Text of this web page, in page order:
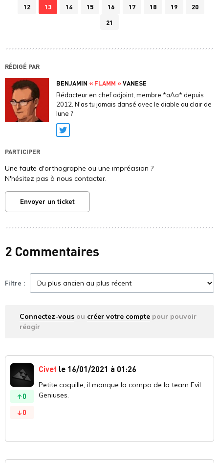
12
13 14 15 16 17 18 19
20
21
RÉDIGÉ PAR
BENJAMIN « FLAMM »VANESE
Rédacteur en chef adjoint, membre *aAa* depuis
2012. N'as tu jamais dansé avec le diable au clair de
lune ?
Twitter
PARTICIPER
Une faute d'orthographe ou une imprécision ?
N'hésitez pas à nous contacter.
Envoyer un ticket
2 Commentaires
Filtre :
Connectez-vous ou créer votre compte pour pouvoir
réagir
0
0
Civet le 16/01/2021 à 01:26
Petite coquille, il manque la compo de la team Evil
Geniuses.